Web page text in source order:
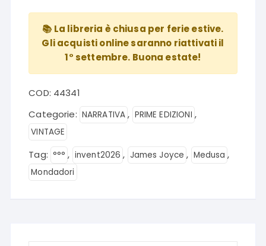
📚 La libreria è chiusa per ferie estive.
Gli acquisti online saranno riattivati il
1° settembre. Buona estate!
COD: 44341
Categorie: NARRATIVA , PRIME EDIZIONI ,
VINTAGE
Tag: °°° , invent2026 , James Joyce , Medusa ,
Mondadori